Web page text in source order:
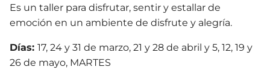
Es un taller para disfrutar, sentir y estallar de
emoción en un ambiente de disfrute y alegría.
Días: 17, 24 y 31 de marzo, 21 y 28 de abril y 5, 12, 19 y
26 de mayo, MARTES